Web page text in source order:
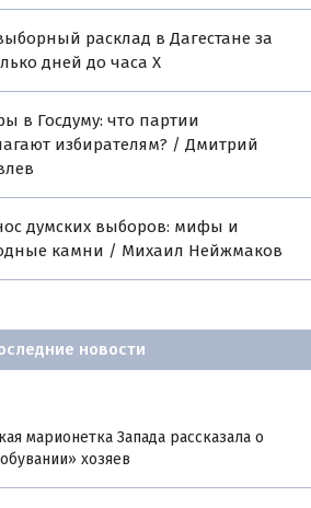
расклад в Дагестане за
дней до часа Х
в Госдуму: что партии
избирателям? / Дмитрий
думских выборов: мифы и
камни / Михаил Нейжмаков
новости
марионетка Запада рассказала о
хозяев